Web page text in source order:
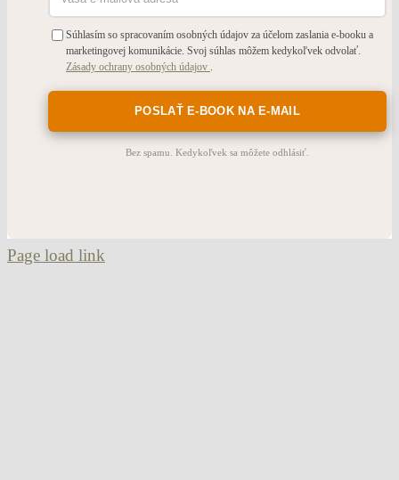
Súhlasím so spracovaním osobných údajov za účelom zaslania e-booku a
marketingovej komunikácie. Svoj súhlas môžem kedykoľvek odvolať.
Zásady ochrany osobných údajov .
Bez spamu. Kedykoľvek sa môžete odhlásiť.
Page load link